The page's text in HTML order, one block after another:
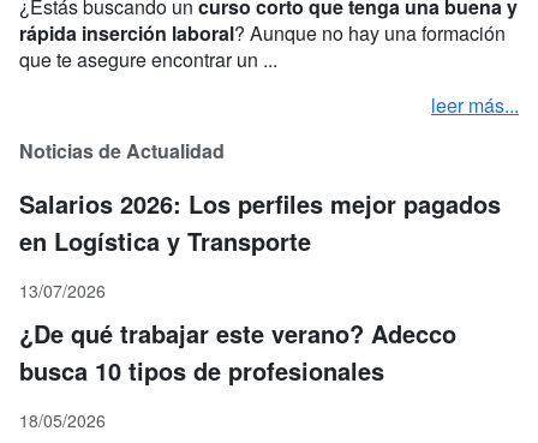
¿Estás buscando un curso corto que tenga una buena y
rápida inserción laboral? Aunque no hay una formación
que te asegure encontrar un ...
leer más...
Noticias de Actualidad
Salarios 2026: Los perfiles mejor pagados
en Logística y Transporte
13/07/2026
¿De qué trabajar este verano? Adecco
busca 10 tipos de profesionales
18/05/2026